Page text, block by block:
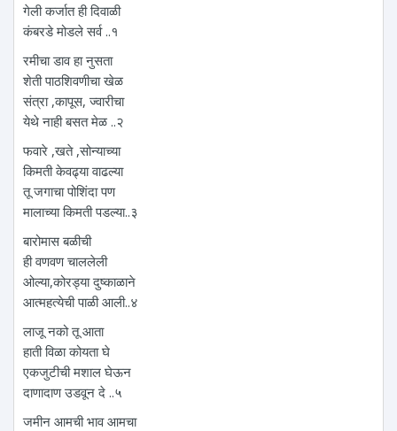
गेली कर्जात ही दिवाळी
कंबरडे मोडले सर्व ..१
रमीचा डाव हा नुसता
शेती पाठशिवणीचा खेळ
संत्रा ,कापूस, ज्वारीचा
येथे नाही बसत मेळ ..२
फवारे ,खते ,सोन्याच्या
किमती केवढ्या वाढल्या
तू जगाचा पोशिंदा पण
मालाच्या किमती पडल्या..३
बारोमास बळीची
ही वणवण चाललेली
ओल्या,कोरड्या दुष्काळाने
आत्महत्येची पाळी आली..४
लाजू नको तू आता
हाती विळा कोयता घे
एकजुटीची मशाल घेऊन
दाणादाण उडवून दे ..५
जमीन आमची भाव आमचा